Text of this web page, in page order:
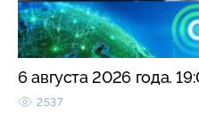
6 августа 2026 года.
2537